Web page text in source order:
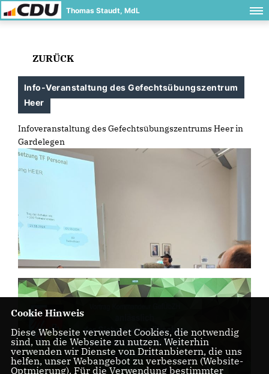
Thomas Staudt, MdL
ZURÜCK
Info-Veranstaltung des Gefechtsübungszentrum
Heer
Infoveranstaltung des Gefechtsübungszentrums Heer in
Gardelegen
Cookie Hinweis
Diese Webseite verwendet Cookies, die notwendig
sind, um die Webseite zu nutzen. Weiterhin
verwenden wir Dienste von Drittanbietern, die uns
helfen, unser Webangebot zu verbessern (Website-
Optmierung). Für die Verwendung bestimmter